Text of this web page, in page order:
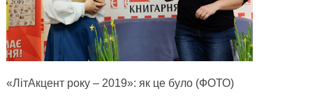
«ЛітАкцент року – 2019»: як це було (ФОТО)